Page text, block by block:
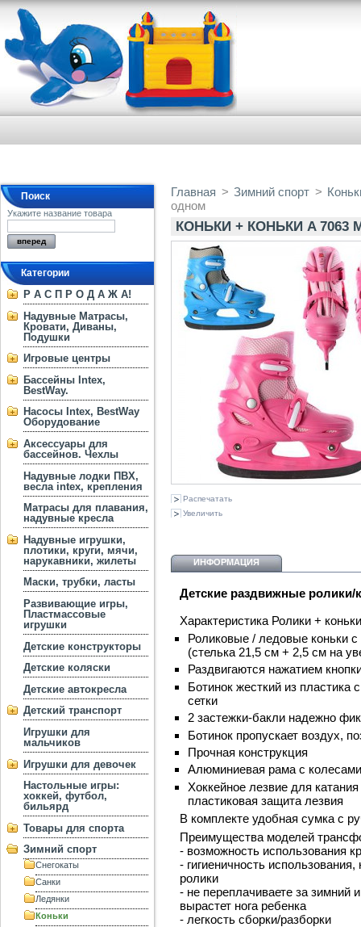
Поиск
Укажите название товара
Категории
Р А С П Р О Д А Ж А!
Надувные Матрасы,
Кровати, Диваны,
Подушки
Игровые центры
Бассейны Intex,
BestWay.
Насосы Intex, BestWay
Оборудование
Аксессуары для
бассейнов. Чехлы
Надувные лодки ПВХ,
весла intex, крепления
Матрасы для плавания,
надувные кресла
Надувные игрушки,
плотики, круги, мячи,
нарукавники, жилеты
Маски, трубки, ласты
Развивающие игры,
Пластмассовые
игрушки
Детские конструкторы
Детские коляски
Детские автокресла
Детский транспорт
Игрушки для
мальчиков
Игрушки для девочек
Настольные игры:
хоккей, футбол,
бильярд
Товары для спорта
Зимний спорт
Снегокаты
Санки
Ледянки
Коньки
Главная > Зимний спорт >
одном
КОНЬКИ + КОНЬКИ A 7063
Распечатать
Увеличить
ИНФОРМАЦИЯ
Детские раздвижные
Характеристика Ролики +
Роликовые / ледовые коньки
(стелька 21,5 см + 2,5 см на
Раздвигаются нажатием
Ботинок жесткий из пластика
сетки
2 застежки-бакли надежно
Ботинок пропускает воздух,
Прочная конструкция
Алюминиевая рама с
Хоккейное лезвие для
пластиковая защита лезвия
В комплекте удобная сумка с
Преимущества моделей
- возможность использования
- гигиеничность
ролики
- не переплачиваете за зимний
вырастет нога ребенка
- легкость сборки/разборки